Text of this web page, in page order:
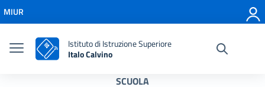
Vai al menu di navigazione
Vai al footer
MIUR
Istituto di Istruzione Superiore
Italo Calvino
SCUOLA